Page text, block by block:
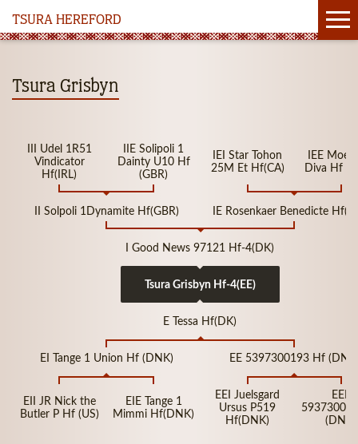
TSURA HEREFORD
Tsura Grisbyn
III Udel 1R51
Vindicator
Hf(IRL)
IIE Solipoli 1
Dainty U10 Hf
(GBR)
IEI Star Tohon
25M Et Hf(CA)
IEE
Diva Hf
II Solpoli 1Dynamite Hf(GBR) IE Rosenkaer Benedicte
I Good News 97121 Hf-4(DK)
Tsura Grisbyn Hf-4(EE)
E Tessa Hf(DK)
EI Tange 1 Union Hf (DNK) EE 5397300193 Hf
EII JR Nick the
Butler P Hf (US)
EIE Tange 1
Mimmi Hf(DNK)
EEI Juelsgard
Ursus P519
Hf(DNK)
EEE
(DNK)